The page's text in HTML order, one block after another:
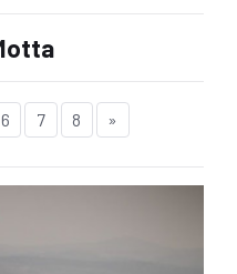
6 7 8 »